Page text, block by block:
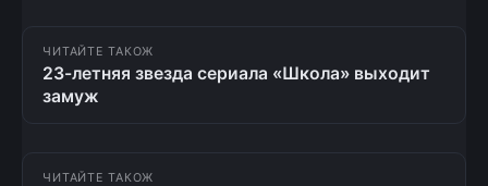
ЧИТАЙТЕ ТАКОЖ
23-летняя звезда сериала «Школа» выходит
замуж
ЧИТАЙТЕ ТАКОЖ